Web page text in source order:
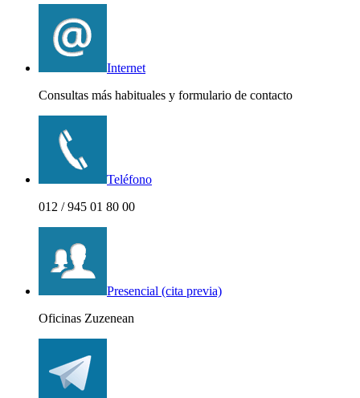
Internet
Consultas más habituales y formulario de contacto
Teléfono
012 / 945 01 80 00
Presencial (cita previa)
Oficinas Zuzenean